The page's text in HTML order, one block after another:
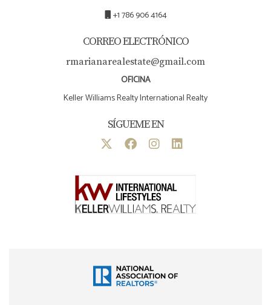
+1 786 906 4164
CORREO ELECTRÓNICO
rmarianarealestate@gmail.com
OFICINA
Keller Williams Realty International Realty
SÍGUEME EN